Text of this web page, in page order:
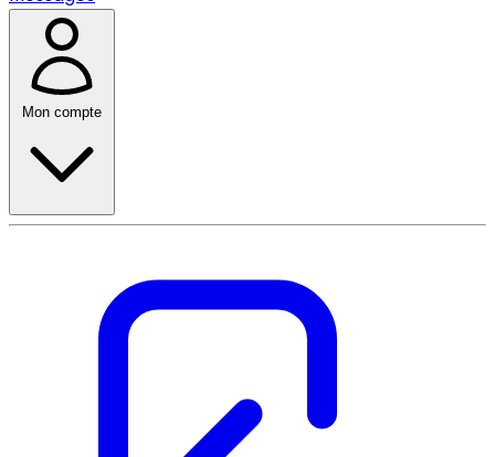
Mon compte